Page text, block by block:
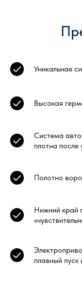
Уникальная
Высокая
Система
плотна
Полотно
Нижний край
плавный пуск